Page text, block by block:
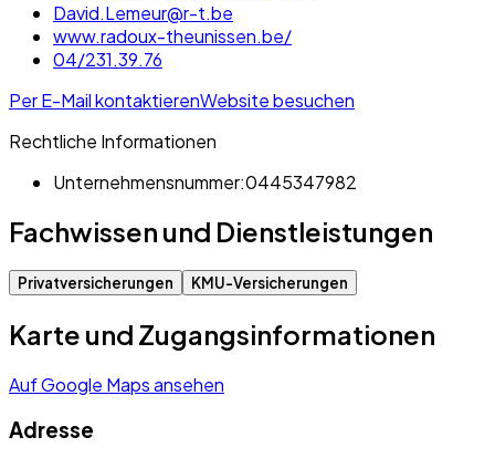
David.Lemeur@r-t.be
www.radoux-theunissen.be/
04/231.39.76
Per E-Mail kontaktierenWebsite besuchen
Rechtliche Informationen
Unternehmensnummer:0445347982
Fachwissen und Dienstleistungen
Privatversicherungen KMU-Versicherungen
Karte und Zugangsinformationen
Auf Google Maps ansehen
Adresse